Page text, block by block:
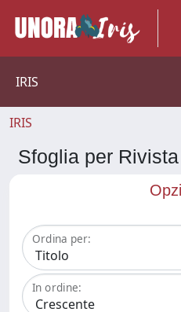
IRIS
IRIS
Sfoglia per
Ordina per:
In ordine: